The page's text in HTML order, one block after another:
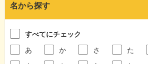
名から探す
すべてにチェック
あ
か さ た